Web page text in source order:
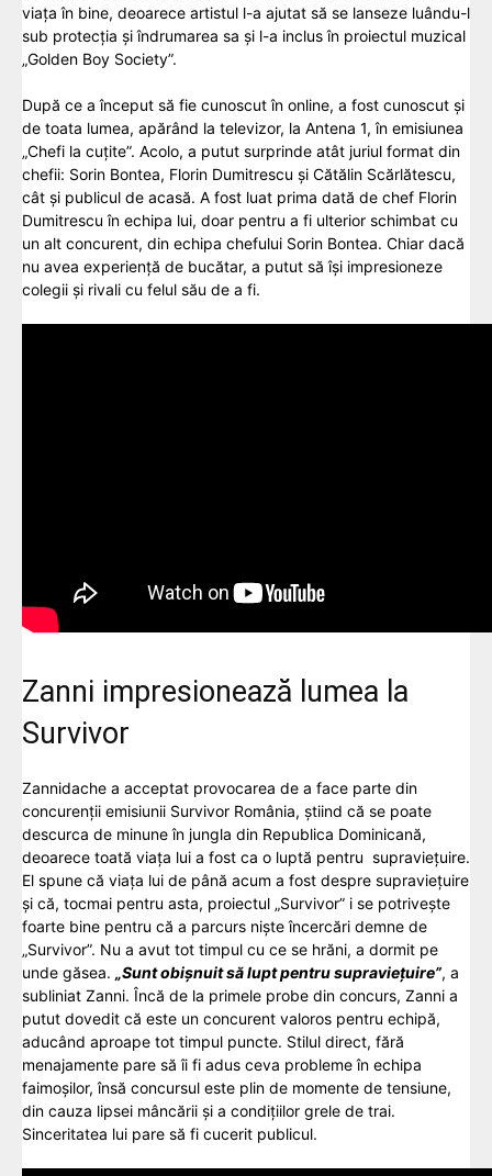
viața în bine, deoarece artistul l-a ajutat să se lanseze luându-l
sub protecția și îndrumarea sa și l-a inclus în proiectul muzical
„Golden Boy Society”.
După ce a început să fie cunoscut în online, a fost cunoscut și
de toata lumea, apărând la televizor, la Antena 1, în emisiunea
„Chefi la cuțite”. Acolo, a putut surprinde atât juriul format din
chefii: Sorin Bontea, Florin Dumitrescu și Cătălin Scărlătescu,
cât și publicul de acasă. A fost luat prima dată de chef Florin
Dumitrescu în echipa lui, doar pentru a fi ulterior schimbat cu
un alt concurent, din echipa chefului Sorin Bontea. Chiar dacă
nu avea experiență de bucătar, a putut să își impresioneze
colegii și rivali cu felul său de a fi.
Zanni impresionează lumea la
Survivor
Zannidache a acceptat provocarea de a face parte din
concurenții emisiunii Survivor România, știind că se poate
descurca de minune în jungla din Republica Dominicană,
deoarece toată viața lui a fost ca o luptă pentru supraviețuire.
El spune că viața lui de până acum a fost despre supraviețuire
și că, tocmai pentru asta, proiectul „Survivor” i se potrivește
foarte bine pentru că a parcurs niște încercări demne de
„Survivor”. Nu a avut tot timpul cu ce se hrăni, a dormit pe
unde găsea. „Sunt obișnuit să lupt pentru supraviețuire”, a
subliniat Zanni. Încă de la primele probe din concurs, Zanni a
putut dovedit că este un concurent valoros pentru echipă,
aducând aproape tot timpul puncte. Stilul direct, fără
menajamente pare să îi fi adus ceva probleme în echipa
faimoșilor, însă concursul este plin de momente de tensiune,
din cauza lipsei mâncării și a condițiilor grele de trai.
Sinceritatea lui pare să fi cucerit publicul.